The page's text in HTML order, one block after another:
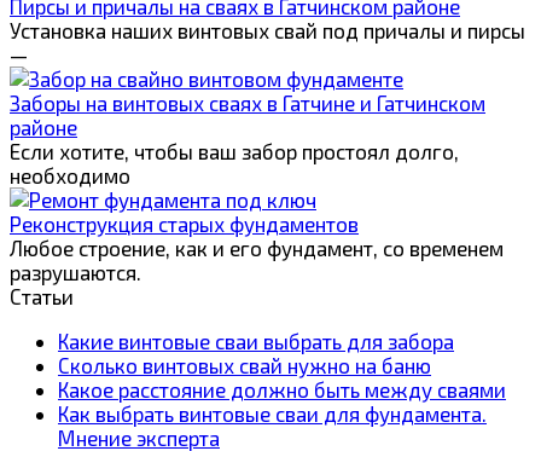
Пирсы и причалы на сваях в Гатчинском районе
Установка наших винтовых свай под причалы и пирсы
—
Заборы на винтовых сваях в Гатчине и Гатчинском
районе
Если хотите, чтобы ваш забор простоял долго,
необходимо
Реконструкция старых фундаментов
Любое строение, как и его фундамент, со временем
разрушаются.
Статьи
Какие винтовые сваи выбрать для забора
Сколько винтовых свай нужно на баню
Какое расстояние должно быть между сваями
Как выбрать винтовые сваи для фундамента.
Мнение эксперта